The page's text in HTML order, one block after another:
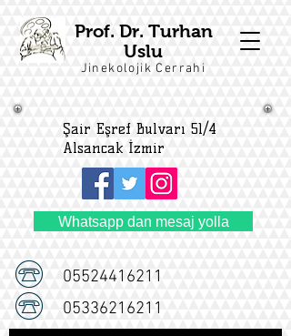
Prof. Dr. Turhan
Uslu
Jinekolojik Cerrahi
Şair Eşref Bulvarı 51/4
Alsancak İzmir
Whatsapp dan mesaj yolla
05524416211
05336216211